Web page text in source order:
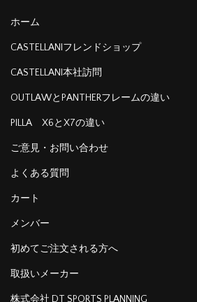
ホーム
CASTELLANIフレンドショップ
CASTELLANI本社訪問
OUTLAWとPANTHERフレームの違い
PILLA X6とX7の違い
ご意見・お問い合わせ
よくある質問
カート
メンバー
初めてご注文される方へ
取扱いメーカー
株式会社 DT SPORTS PLANNING